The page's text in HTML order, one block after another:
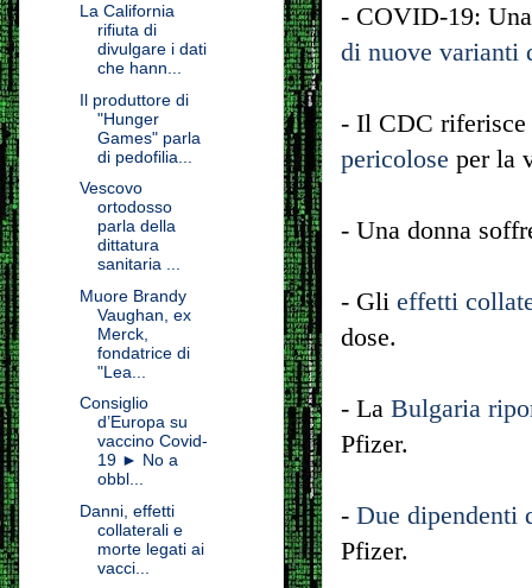
- COVID-19:
di nuove varianti
- Il CDC
pericolose per la
- Una donna
- Gli effetti
dose.
- La Bulgaria
Pfizer.
- Due dipendenti
Pfizer.
La California
rifiuta di
divulgare i dati
che hann...
Il produttore di
"Hunger
Games" parla
di pedofilia...
Vescovo
ortodosso
parla della
dittatura
sanitaria ...
Muore Brandy
Vaughan, ex
Merck,
fondatrice di
"Lea...
Consiglio
d’Europa su
vaccino Covid-
19 ► No a
obbl...
Danni, effetti
collaterali e
morte legati ai
vacci...